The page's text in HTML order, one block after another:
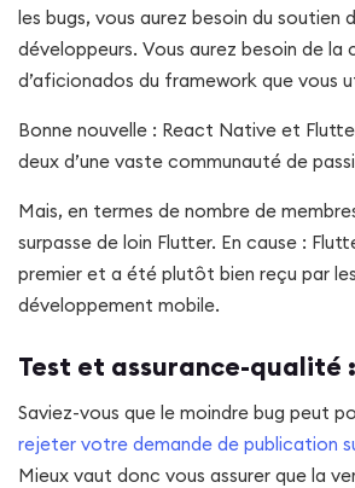
les bugs, vous aurez besoin du soutien
développeurs. Vous aurez besoin de la
d’aficionados du framework que vous
Bonne nouvelle : React Native et
deux d’une vaste communauté de
Mais, en termes de nombre de
surpasse de loin Flutter. En cause :
premier et a été plutôt bien reçu par
développement mobile.
Test et assurance-qualité
Saviez-vous que le moindre bug peut
rejeter votre demande de publication
Mieux vaut donc vous assurer que la